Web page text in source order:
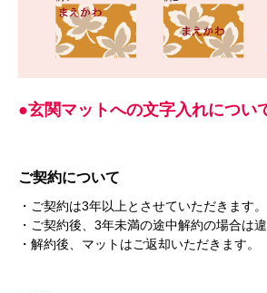
●玄関マットへの文字入れについ
ご契約について
・ご契約は3年以上とさせていただきます。
・ご契約後、3年未満の途中解約の場合は
・解約後、マットはご返却いただきます。